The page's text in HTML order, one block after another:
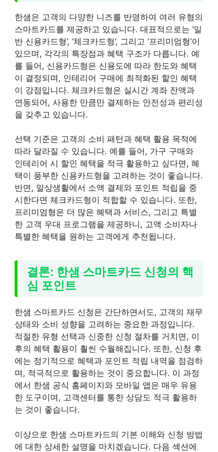
한샘은 고객의 다양한 니즈를 반영하여 여러 유형의
스마트카드를 제공하고 있습니다. 대표적으로는 ‘일
반 신용카드형’, ‘체크카드형’, 그리고 ‘프리미엄형’이
있으며, 각각의 특장점과 혜택 구조가 다릅니다. 예
를 들어, 신용카드형은 신용도에 따라 한도와 혜택
이 결정되며, 인테리어 구매에 최적화된 할인 혜택
이 강점입니다. 체크카드형은 실시간 계좌 잔액과
연동되어, 사용한 만큼만 결제하는 안전성과 편리성
을 갖추고 있습니다.
선택 기준은 고객의 소비 패턴과 혜택 활용 목적에
따라 달라질 수 있습니다. 예를 들어, 가구 구매와
인테리어 시 할인 혜택을 적극 활용하고 싶다면, 혜
택이 풍부한 신용카드형을 고려하는 것이 좋습니다.
반면, 일상생활에서 소액 결제와 포인트 적립을 중
시한다면 체크카드형이 적합할 수 있습니다. 또한,
프리미엄형은 더 많은 혜택과 서비스, 그리고 특별
한 고객 우대 프로그램을 제공하니, 고액 소비자나
특별한 혜택을 원하는 고객에게 추천됩니다.
결론: 한샘 스마트카드 신청의 핵
심 포인트
한샘 스마트카드 신청은 간단하면서도, 고객의 재무
상태와 소비 성향을 고려하는 중요한 과정입니다.
적절한 유형 선택과 신중한 신청 절차를 거치면, 이
후의 혜택 활용이 훨씬 수월해집니다. 또한, 신청 후
에는 정기적으로 혜택과 포인트 적립 내역을 점검하
며, 적극적으로 활용하는 것이 중요합니다. 이 과정
에서 한샘 공식 홈페이지와 모바일 앱은 매우 유용
한 도구이며, 고객센터를 통한 상담도 적극 활용하
는 것이 좋습니다.
이상으로 한샘 스마트카드의 기본 이해와 신청 방법
에 대한 상세한 설명을 마치겠습니다. 다음 섹션에